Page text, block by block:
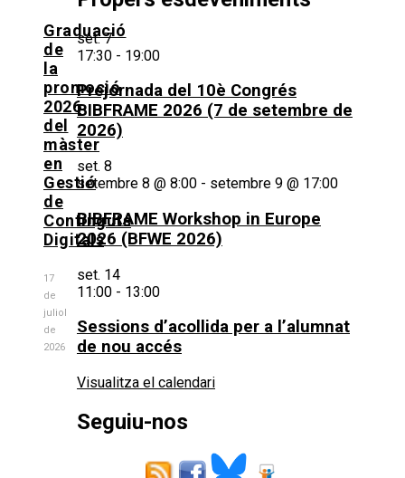
Graduació
de
la
promoció
2026
del
màster
en
Gestió
de
Continguts
Digitals
17
de
juliol
de
2026
set.7
17:30 - 19:00
Prejornada del 10è Congrés
BIBFRAME 2026 (7 de setembre de
2026)
set. 8
setembre 8 @ 8:00 - setembre 9 @ 17:00
BIBFRAME Workshop in Europe
2026 (BFWE 2026)
set. 14
11:00 - 13:00
Sessions d’acollida per a l’alumnat
de nou accés
Visualitza el calendari
Seguiu-nos